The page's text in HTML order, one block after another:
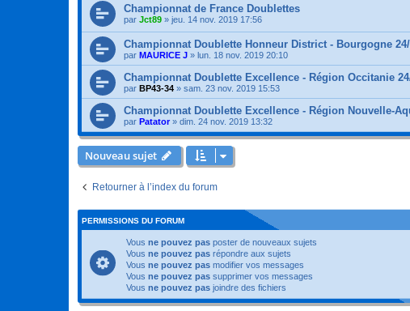
Championnat de France Doublettes
par Jct89 » jeu. 14 nov. 2019 17:56
Championnat Doublette Honneur District - Bourgogne 24/
par MAURICE J » lun. 18 nov. 2019 20:10
Championnat Doublette Excellence - Région Occitanie
par BP43-34 » sam. 23 nov. 2019 15:53
Championnat Doublette Excellence - Région Nouvelle-
par Patator » dim. 24 nov. 2019 13:32
Nouveau sujet
Retourner à l’index du forum
PERMISSIONS DU FORUM
Vous ne pouvez pas poster de nouveaux sujets
Vous ne pouvez pas répondre aux sujets
Vous ne pouvez pas modifier vos messages
Vous ne pouvez pas supprimer vos messages
Vous ne pouvez pas joindre des fichiers